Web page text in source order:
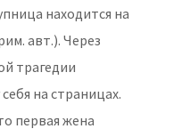
находится на
авт.). Через
трагедии
на страницах.
первая жена